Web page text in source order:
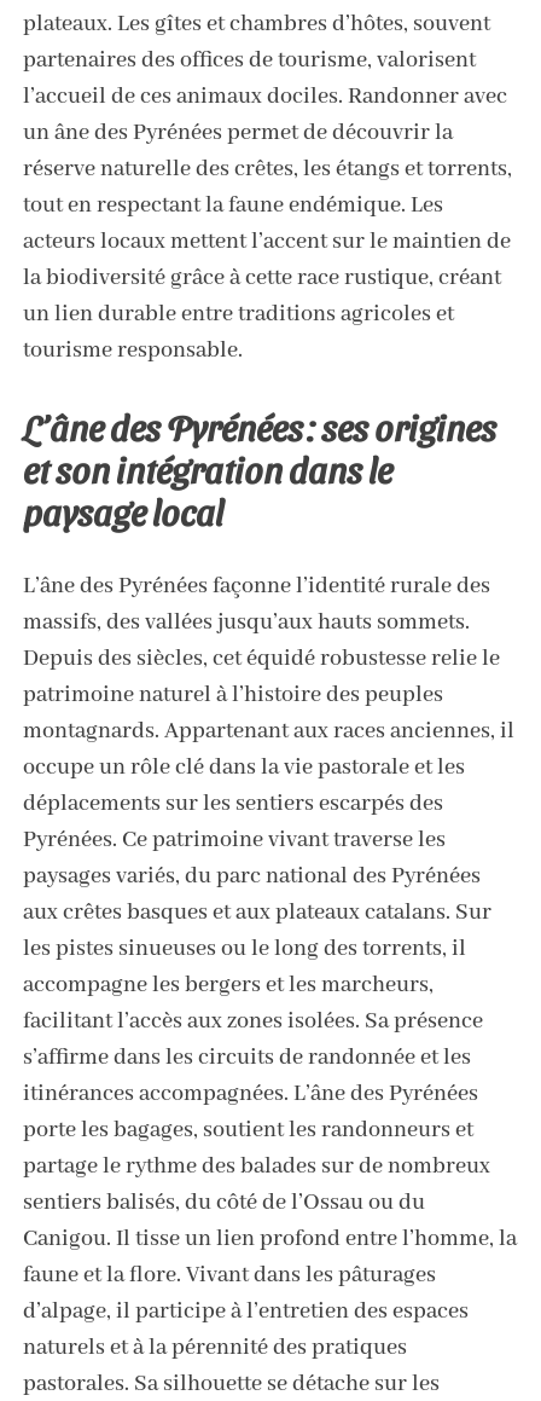
plateaux. Les gîtes et chambres d’hôtes, souvent
partenaires des offices de tourisme, valorisent
l’accueil de ces animaux dociles. Randonner avec
un âne des Pyrénées permet de découvrir la
réserve naturelle des crêtes, les étangs et torrents,
tout en respectant la faune endémique. Les
acteurs locaux mettent l’accent sur le maintien de
la biodiversité grâce à cette race rustique, créant
un lien durable entre traditions agricoles et
tourisme responsable.
L’âne des Pyrénées : ses origines
et son intégration dans le
paysage local
L’âne des Pyrénées façonne l’identité rurale des
massifs, des vallées jusqu’aux hauts sommets.
Depuis des siècles, cet équidé robustesse relie le
patrimoine naturel à l’histoire des peuples
montagnards. Appartenant aux races anciennes, il
occupe un rôle clé dans la vie pastorale et les
déplacements sur les sentiers escarpés des
Pyrénées. Ce patrimoine vivant traverse les
paysages variés, du parc national des Pyrénées
aux crêtes basques et aux plateaux catalans. Sur
les pistes sinueuses ou le long des torrents, il
accompagne les bergers et les marcheurs,
facilitant l’accès aux zones isolées. Sa présence
s’affirme dans les circuits de randonnée et les
itinérances accompagnées. L’âne des Pyrénées
porte les bagages, soutient les randonneurs et
partage le rythme des balades sur de nombreux
sentiers balisés, du côté de l’Ossau ou du
Canigou. Il tisse un lien profond entre l’homme, la
faune et la flore. Vivant dans les pâturages
d’alpage, il participe à l’entretien des espaces
naturels et à la pérennité des pratiques
pastorales. Sa silhouette se détache sur les